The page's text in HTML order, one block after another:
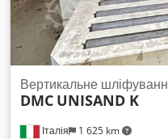
Італія 1 625 km
Вертикальне
DMC UNISAND K